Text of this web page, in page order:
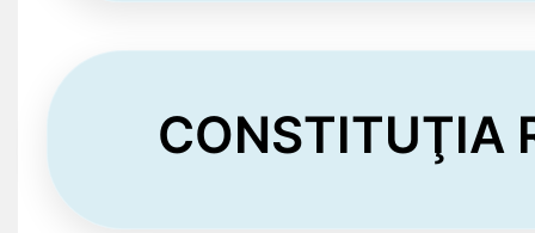
CONSTITUŢIA